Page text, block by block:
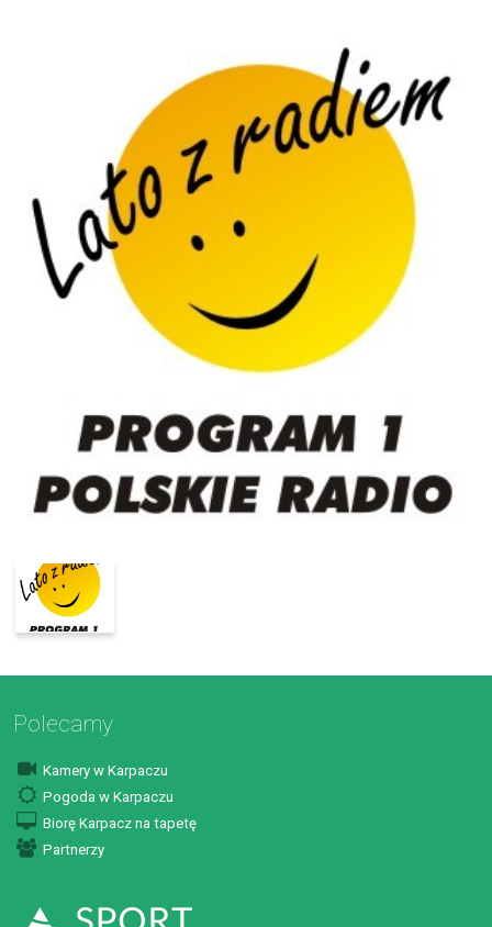
Polecamy
Kamery w Karpaczu
Pogoda w Karpaczu
Biorę Karpacz na tapetę
Partnerzy